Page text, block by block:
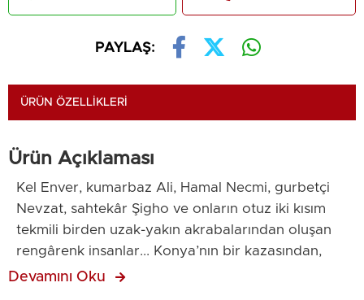
PAYLAŞ:
ÜRÜN ÖZELLIKLERI
Ürün Açıklaması
Kel Enver, kumarbaz Ali, Hamal Necmi, gurbetçi
Nevzat, sahtekâr Şigho ve onların otuz iki kısım
tekmili birden uzak-yakın akrabalarından oluşan
rengârenk insanlar... Konya’nın bir kazasından,
namı diğer taşranın taşrasından Hollanda’ya
Devamını Oku